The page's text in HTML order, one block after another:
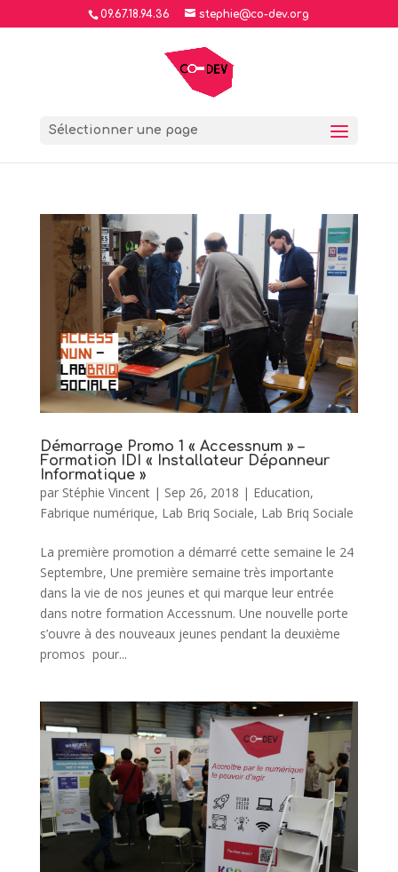
09.67.18.94.36 stephie@co-dev.org
Sélectionner une page
Démarrage Promo 1 « Accessnum » –
Formation IDI « Installateur Dépanneur
Informatique »
par Stéphie Vincent| Sep 26, 2018 | Education,
Fabrique numérique, Lab Briq Sociale, Lab Briq Sociale
La première promotion a démarré cette semaine le 24
Septembre, Une première semaine très importante
dans la vie de nos jeunes et qui marque leur entrée
dans notre formation Accessnum. Une nouvelle porte
s’ouvre à des nouveaux jeunes pendant la deuxième
promos pour...